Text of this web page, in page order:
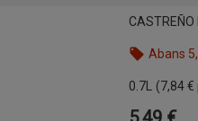
CASTREÑO Licor d'herbres
Abans
0.7L (7,84
Preu